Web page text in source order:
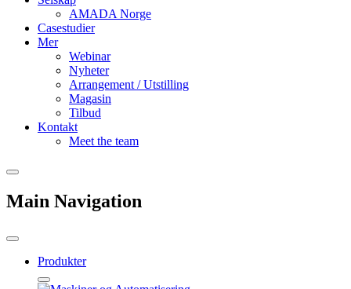
AMADA Norge
Casestudier
Mer
Webinar
Nyheter
Arrangement / Utstilling
Magasin
Tilbud
Kontakt
Meet the team
Main Navigation
Produkter